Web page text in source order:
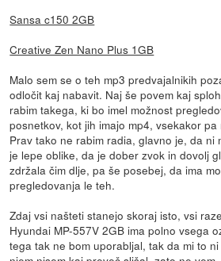
Sansa c150 2GB
Creative Zen Nano Plus 1GB
Malo sem se o teh mp3 predvajalnikih
odločit kaj nabavit. Naj še povem kaj
rabim takega, ki bo imel možnost
posnetkov, kot jih imajo mp4, vsekakor
Prav tako ne rabim radia, glavno je, da ni
je lepe oblike, da je dober zvok in dovolj
zdržala čim dlje, pa še posebej, da ima
pregledovanja le teh.
Zdaj vsi našteti stanejo skoraj isto, vsi
Hyundai MP-557V 2GB ima polno vsega
tega tak ne bom uporabljal, tak da mi to